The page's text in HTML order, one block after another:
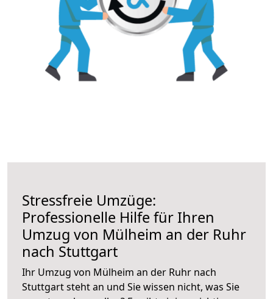
Stressfreie Umzüge:
Professionelle Hilfe für Ihren
Umzug von Mülheim an der Ruhr
nach Stuttgart
Ihr Umzug von Mülheim an der Ruhr nach
Stuttgart steht an und Sie wissen nicht, was Sie